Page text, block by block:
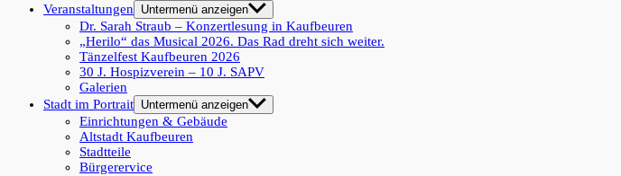
Veranstaltungen
Untermenü anzeigen
Dr. Sarah Straub – Konzertlesung in Kaufbeuren
„Herilo“ das Musical 2026. Das Rad dreht sich weiter.
Tänzelfest Kaufbeuren 2026
30 J. Hospizverein – 10 J. SAPV
Galerien
Stadt im Portrait Untermenü anzeigen
Einrichtungen & Gebäude
Altstadt Kaufbeuren
Stadtteile
Bürgerervice